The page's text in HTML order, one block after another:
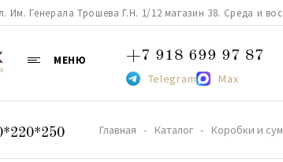
Им. Генерала Трошева Г.Н. 1/12 магазин 38. Среда и
МЕНЮ +7 918 699 97 87
Telegram Max
Главная Каталог Коробки и